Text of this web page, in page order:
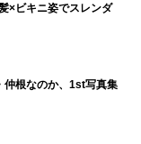
×ビキニ姿でスレンダ
仲根なのか、1st写真集